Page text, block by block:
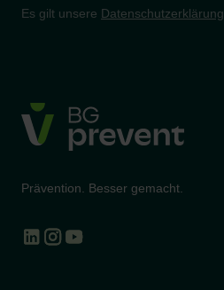
Es gilt unsere Datenschutzerklärung
Prävention. Besser gemacht.